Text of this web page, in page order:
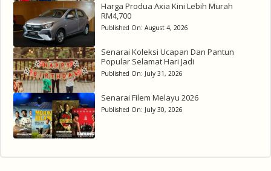
Harga Produa Axia Kini Lebih Murah
RM4,700
Published On: August 4, 2026
Senarai Koleksi Ucapan Dan Pantun
Popular Selamat Hari Jadi
Published On: July 31, 2026
Senarai Filem Melayu 2026
Published On: July 30, 2026